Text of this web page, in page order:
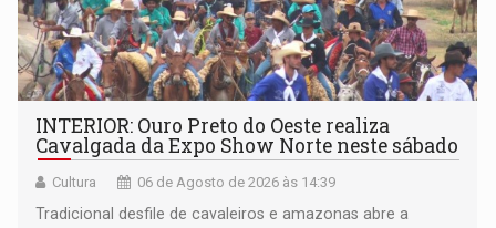
INTERIOR: Ouro Preto do Oeste realiza
Cavalgada da Expo Show Norte neste sábado
Cultura 06 de Agosto de 2026 às 14:39
Tradicional desfile de cavaleiros e amazonas abre a